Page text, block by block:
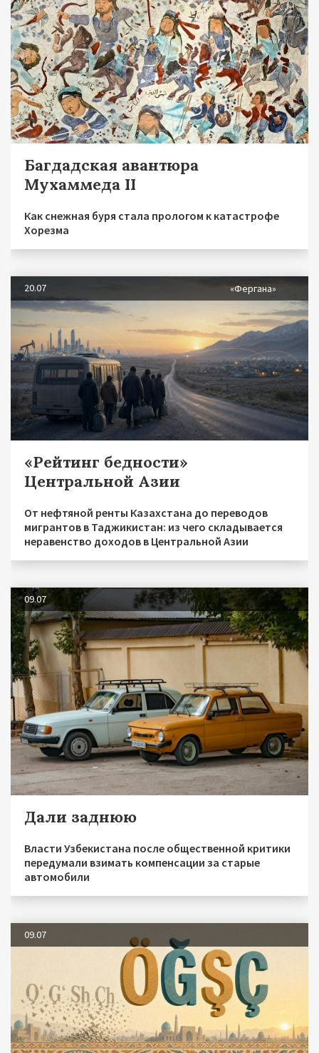
Багдадская авантюра
Мухаммеда II
Как снежная буря стала прологом к катастрофе
Хорезма
20.07 «Фергана»
«Рейтинг бедности»
Центральной Азии
От нефтяной ренты Казахстана до переводов
мигрантов в Таджикистан: из чего складывается
неравенство доходов в Центральной Азии
09.07
Дали заднюю
Власти Узбекистана после общественной критики
передумали взимать компенсации за старые
автомобили
09.07